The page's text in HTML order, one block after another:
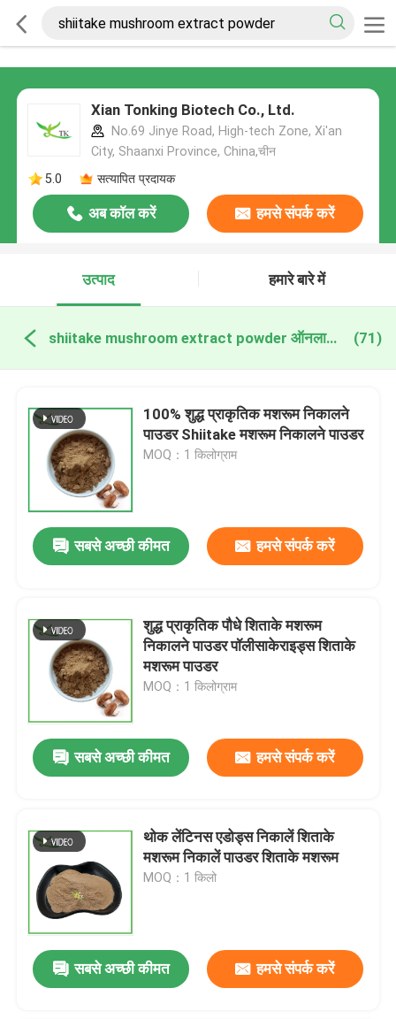
Xian Tonking Biotech Co., Ltd.
No.69 Jinye Road, High-tech Zone, Xi'an
City, Shaanxi Province, China,चीन
5.0
सत्यापित प्रदायक
अब कॉल करें हमसे संपर्क करें
उत्पाद हमारे बारे में
shiitake mushroom extract powder ऑनलाइन निर्माण (71)
100% शुद्ध प्राकृतिक मशरूम निकालने
पाउडर Shiitake मशरूम निकालने पाउडर
MOQ：1 किलोग्राम
सबसे अच्छी कीमत हमसे संपर्क करें
शुद्ध प्राकृतिक पौधे शिताके मशरूम
निकालने पाउडर पॉलीसाकेराइड्स शिताके
मशरूम पाउडर
MOQ：1 किलोग्राम
सबसे अच्छी कीमत हमसे संपर्क करें
थोक लेंटिनस एडोड्स निकालें शिताके
मशरूम निकालें पाउडर शिताके मशरूम
MOQ：1 किलो
सबसे अच्छी कीमत हमसे संपर्क करें